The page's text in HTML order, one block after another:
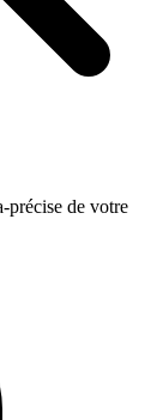
précise de votre